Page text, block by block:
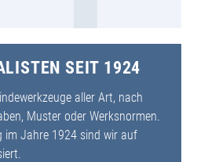
SEIT 1924
aller Art, nach
Muster oder Werksnormen.
im Jahre 1924 sind wir auf